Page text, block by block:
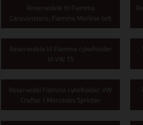
Reservedele til Fiamma
Caravanstore, Fiamma Markise telt
Reservedele til Fiamma cykelholder
til VW T5
Reservedel Fiamma cykelholder VW
Crafter / Mercedes Sprinter